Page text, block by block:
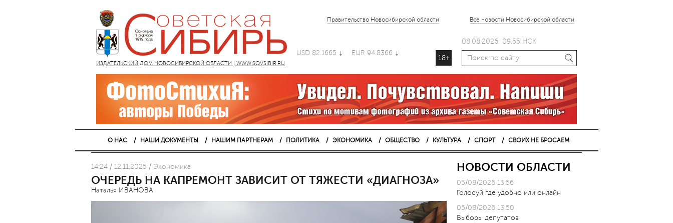
ИЗДАТЕЛЬСКИЙ ДОМ НОВОСИБИРСКОЙ ОБЛАСТИ | WWW.SOVSIBIR.RU
Правительство Новосибирской области Все новости Новосибирской области
USD 82.1665 EUR 94.8366
18+
08.08.2026, 09.55 НСК
О НАС НАШИ ДОКУМЕНТЫ НАШИМ ПАРТНЕРАМ ПОЛИТИКА ЭКОНОМИКА ОБЩЕСТВО КУЛЬТУРА СПОРТ СВОИХ НЕ БРОСАЕМ
14:24 / 12.11.2025 / Экономика
ОЧЕРЕДЬ НА КАПРЕМОНТ ЗАВИСИТ ОТ ТЯЖЕСТИ «ДИАГНОЗА»
Наталья ИВАНОВА
НОВОСТИ ОБЛАСТИ
05/08/2026 13:56
Голосуй где удобно или онлайн
05/08/2026 13:50
Выборы депутатов